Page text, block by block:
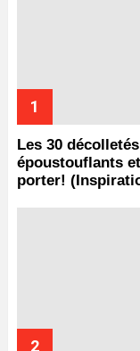
Les 30
époustouflants
porter!